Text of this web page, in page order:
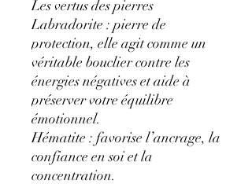
Les vertus des pierres
Labradorite : pierre de
protection, elle agit comme un
véritable bouclier contre les
énergies négatives et aide à
préserver votre équilibre
émotionnel.
Hématite : favorise l’ancrage, la
confiance en soi et la
concentration.